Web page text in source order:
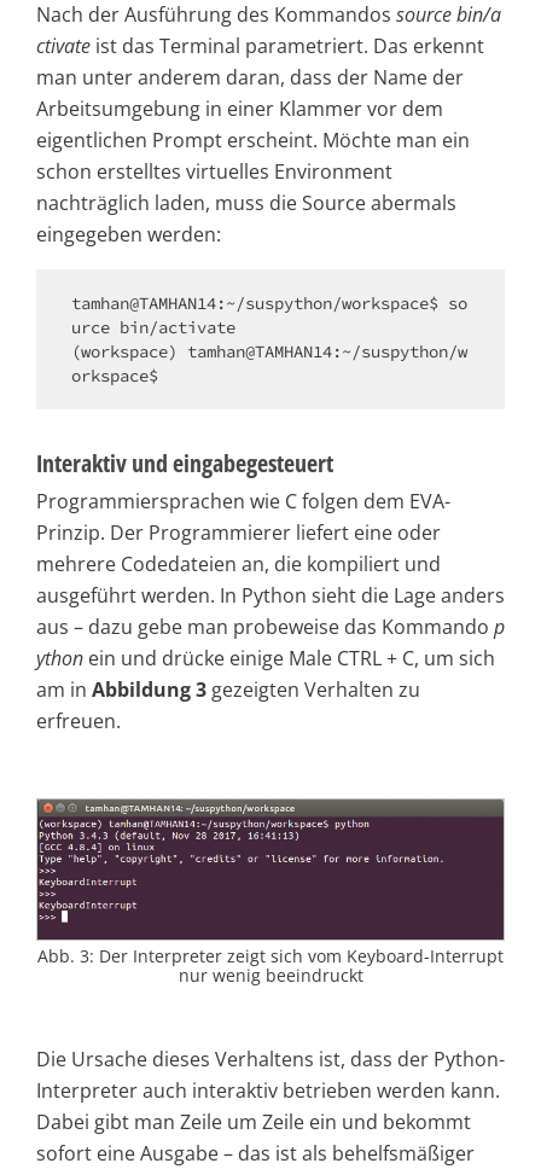
Nach der Ausführung des Kommandos source bin/a
ctivate ist das Terminal parametriert. Das erkennt
man unter anderem daran, dass der Name der
Arbeitsumgebung in einer Klammer vor dem
eigentlichen Prompt erscheint. Möchte man ein
schon erstelltes virtuelles Environment
nachträglich laden, muss die Source abermals
eingegeben werden:
tamhan@TAMHAN14:~/suspython/workspace$ so
urce bin/activate
(workspace) tamhan@TAMHAN14:~/suspython/w
orkspace$
Interaktiv und eingabegesteuert
Programmiersprachen wie C folgen dem EVA-
Prinzip. Der Programmierer liefert eine oder
mehrere Codedateien an, die kompiliert und
ausgeführt werden. In Python sieht die Lage anders
aus – dazu gebe man probeweise das Kommando p
ython ein und drücke einige Male CTRL + C, um sich
am in Abbildung 3 gezeigten Verhalten zu
erfreuen.
Abb. 3: Der Interpreter zeigt sich vom Keyboard-Interrupt
nur wenig beeindruckt
Die Ursache dieses Verhaltens ist, dass der Python-
Interpreter auch interaktiv betrieben werden kann.
Dabei gibt man Zeile um Zeile ein und bekommt
sofort eine Ausgabe – das ist als behelfsmäßiger